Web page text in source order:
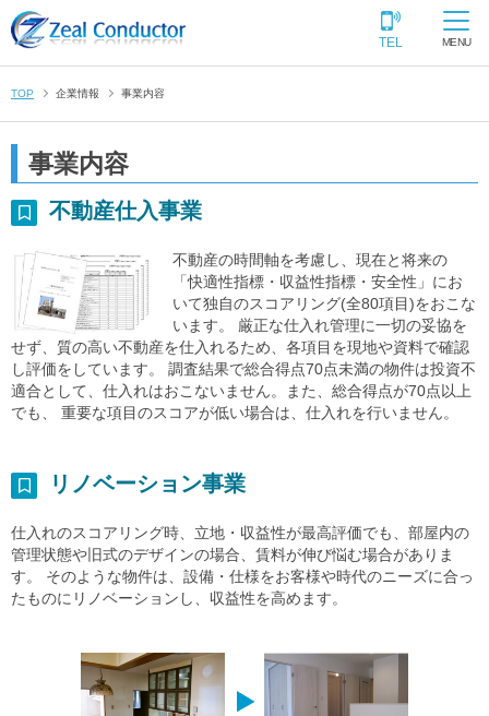
TEL MENU
TOP 企業情報 事業内容
事業内容
不動産仕入事業
不動産の時間軸を考慮し、現在と将来の
「快適性指標・収益性指標・安全性」にお
いて独自のスコアリング(全80項目)をおこな
います。 厳正な仕入れ管理に一切の妥協を
せず、質の高い不動産を仕入れるため、各項目を現地や資料で確認
し評価をしています。 調査結果で総合得点70点未満の物件は投資不
適合として、仕入れはおこないません。また、総合得点が70点以上
でも、 重要な項目のスコアが低い場合は、仕入れを行いません。
リノベーション事業
仕入れのスコアリング時、立地・収益性が最高評価でも、部屋内の
管理状態や旧式のデザインの場合、賃料が伸び悩む場合がありま
す。 そのような物件は、設備・仕様をお客様や時代のニーズに合っ
たものにリノベーションし、収益性を高めます。